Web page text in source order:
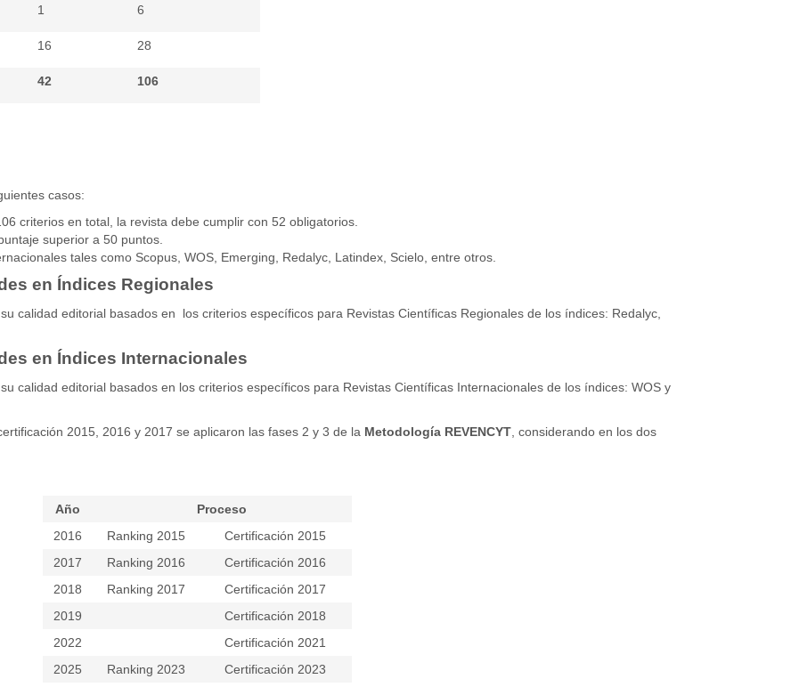
1 6
16 28
42 106
casos:
criterios en total, la revista debe cumplir con 52 obligatorios.
superior a 50 puntos.
tales como Scopus, WOS, Emerging, Redalyc, Latindex, Scielo, entre otros.
en Índices Regionales
calidad editorial basados en los criterios específicos para Revistas Científicas Regionales de los índices: Redalyc,
en Índices Internacionales
calidad editorial basados en los criterios específicos para Revistas Científicas Internacionales de los índices: WOS y
2015, 2016 y 2017 se aplicaron las fases 2 y 3 de la Metodología REVENCYT , considerando en los dos
Año
Proceso
2016
Ranking 2015
Certificación 2015
2017
Ranking 2016
Certificación 2016
2018
Ranking 2017
Certificación 2017
2019
Certificación 2018
2022
Certificación 2021
2025
Ranking 2023 Certificación 2023